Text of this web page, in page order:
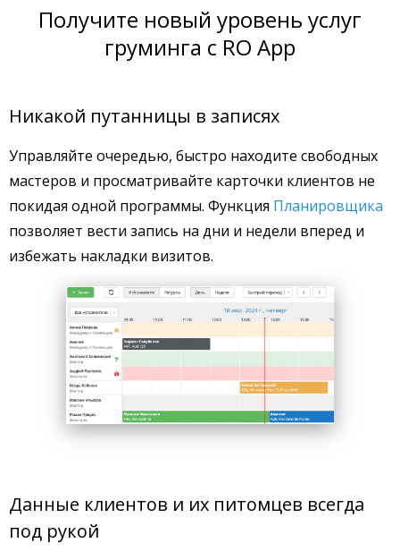
Получите новый уровень услуг
груминга с RO App
Никакой путанницы в записях
Управляйте очередью, быстро находите свободных
мастеров и просматривайте карточки клиентов не
покидая одной программы. Функция Планировщика
позволяет вести запись на дни и недели вперед и
избежать накладки визитов.
Данные клиентов и их питомцев всегда
под рукой